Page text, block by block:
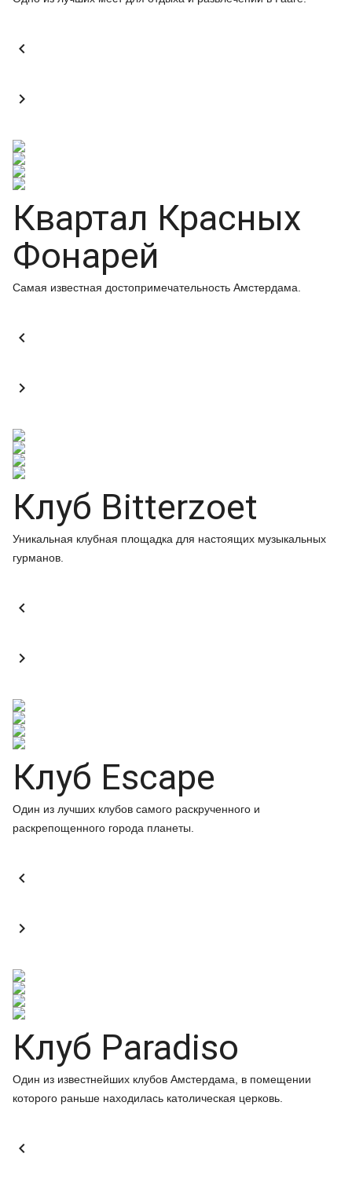


Квартал Красных
Фонарей
Самая известная достопримечательность Амстердама.


Клуб Bitterzoet
Уникальная клубная площадка для настоящих музыкальных
гурманов.


Клуб Escape
Один из лучших клубов самого раскрученного и
раскрепощенного города планеты.


Клуб Paradiso
Один из известнейших клубов Амстердама, в помещении
которого раньше находилась католическая церковь.
